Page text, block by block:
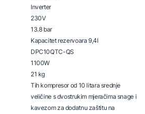
Inverter
230V
13.8 bar
Kapacitet rezervoara 9,4l
DPC10QTC-QS
1100W
21 kg
Tih kompresor od 10 litara srednje
veličine s dvostrukim mjeračima snage i
kavezom za dodatnu zaštitu na